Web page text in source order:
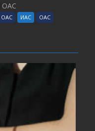
ОАС ИАС ОАС